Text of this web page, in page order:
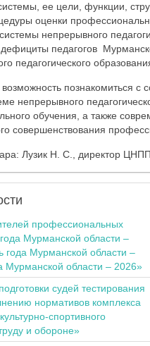
ее цели, функции,
оценки
непрерывного
педагогов
педагогического
возможность познакомиться
непрерывного
обучения, а также
совершенствования
Лузик Н. С., директор
профессиональных
Мурманской области –
года Мурманской области –
Мурманской области – 2026»
судей тестирования
нормативов комплекса
спортивного
и обороне»